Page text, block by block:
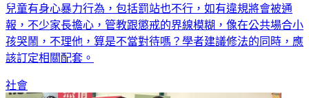
兒童有身心暴力行為，包括罰站也不行，如有違規將會被通
報，不少家長擔心，管教跟懲戒的界線模糊，像在公共場合小
孩哭鬧，不理他，算是不當對待嗎？學者建議修法的同時，應
該訂定相關配套。
社會